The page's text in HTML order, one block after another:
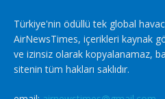
Türkiye'nin ödüllü tek global
AirNewsTimes, içerikleri kaynak
ve izinsiz olarak kopyalanamaz,
sitenin tüm hakları saklıdır.